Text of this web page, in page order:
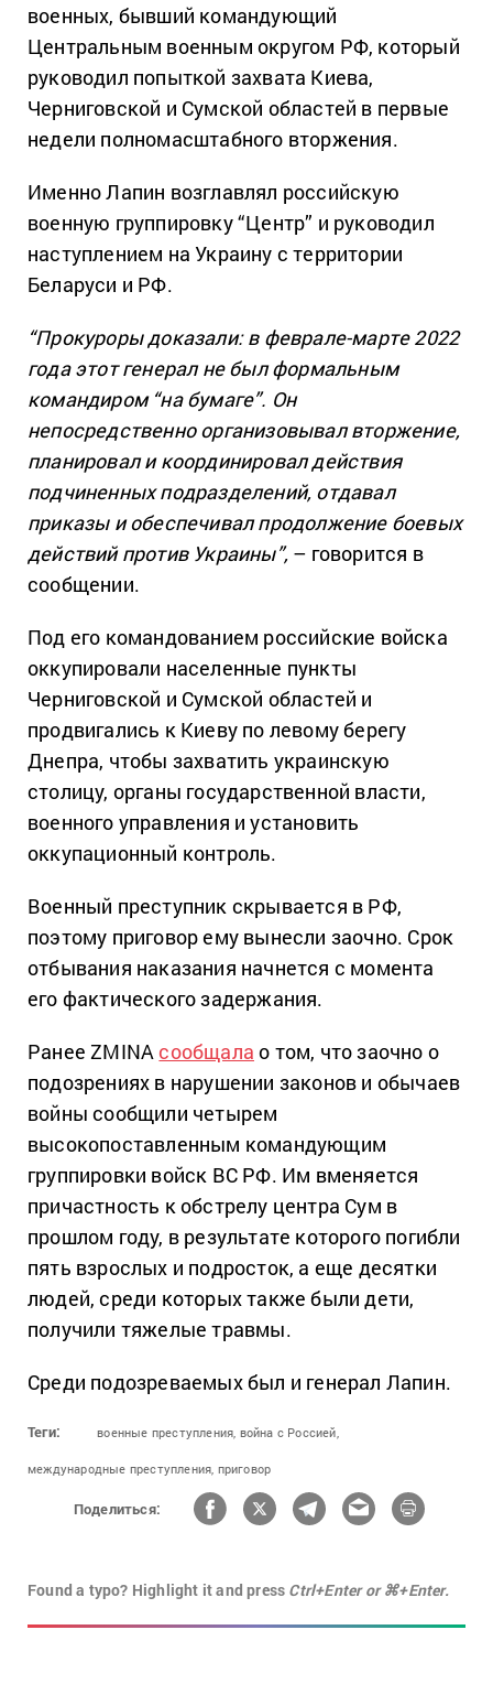
военных, бывший командующий
Центральным военным округом РФ, который
руководил попыткой захвата Киева,
Черниговской и Сумской областей в первые
недели полномасштабного вторжения.
Именно Лапин возглавлял российскую
военную группировку “Центр” и руководил
наступлением на Украину с территории
Беларуси и РФ.
“Прокуроры доказали: в феврале-марте 2022
года этот генерал не был формальным
командиром “на бумаге”. Он
непосредственно организовывал вторжение,
планировал и координировал действия
подчиненных подразделений, отдавал
приказы и обеспечивал продолжение боевых
действий против Украины”, – говорится в
сообщении.
Под его командованием российские войска
оккупировали населенные пункты
Черниговской и Сумской областей и
продвигались к Киеву по левому берегу
Днепра, чтобы захватить украинскую
столицу, органы государственной власти,
военного управления и установить
оккупационный контроль.
Военный преступник скрывается в РФ,
поэтому приговор ему вынесли заочно. Срок
отбывания наказания начнется с момента
его фактического задержания.
Ранее ZMINA сообщала о том, что заочно о
подозрениях в нарушении законов и обычаев
войны сообщили четырем
высокопоставленным командующим
группировки войск ВС РФ. Им вменяется
причастность к обстрелу центра Сум в
прошлом году, в результате которого погибли
пять взрослых и подросток, а еще десятки
людей, среди которых также были дети,
получили тяжелые травмы.
Среди подозреваемых был и генерал Лапин.
Теги: военные преступления, война с Россией,
международные преступления, приговор
Поделиться:
Found a typo? Highlight it and press Ctrl+Enter or ⌘+Enter.